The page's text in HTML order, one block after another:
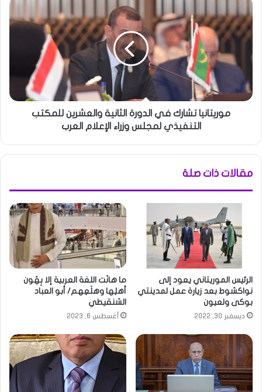
موريتانيا تشارك في الدورة الثانية والعشرين للمكتب
التنفيذي لمجلس وزراء الإعلام العرب
مقالات ذات صلة
الرئيس الموريتاني يعود إلى
نواكشوط بعد زيارة عمل لمدينتي
بوكى ولعيون
ديسمبر 30, 2022
ما هانَت اللغة العربية إلا بِهُون
أهلِها وهلَعِهم/ أبو العباد
الشنقيطي
أغسطس 6, 2023